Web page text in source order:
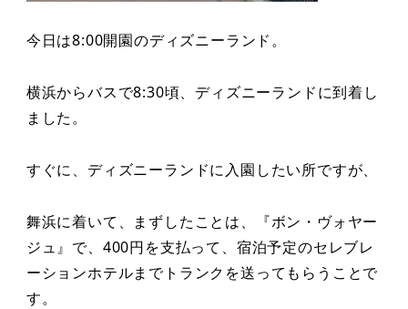
今日は8:00開園のディズニーランド。
横浜からバスで8:30頃、ディズニーランドに到着し
ました。
すぐに、ディズニーランドに入園したい所ですが、
舞浜に着いて、まずしたことは、『ボン・ヴォヤー
ジュ』で、400円を支払って、宿泊予定のセレブレ
ーションホテルまでトランクを送ってもらうことで
す。